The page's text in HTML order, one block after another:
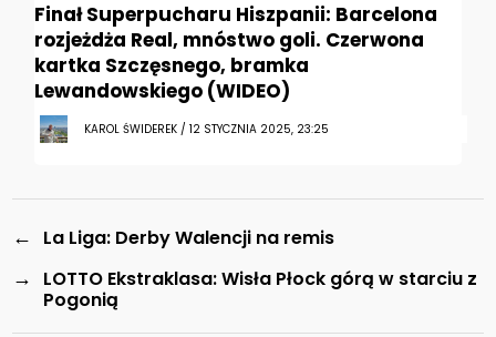
Finał Superpucharu Hiszpanii: Barcelona
rozjeżdża Real, mnóstwo goli. Czerwona
kartka Szczęsnego, bramka
Lewandowskiego (WIDEO)
KAROL ŚWIDEREK / 12 STYCZNIA 2025, 23:25
← La Liga: Derby Walencji na remis
→
LOTTO Ekstraklasa: Wisła Płock górą w starciu z
Pogonią